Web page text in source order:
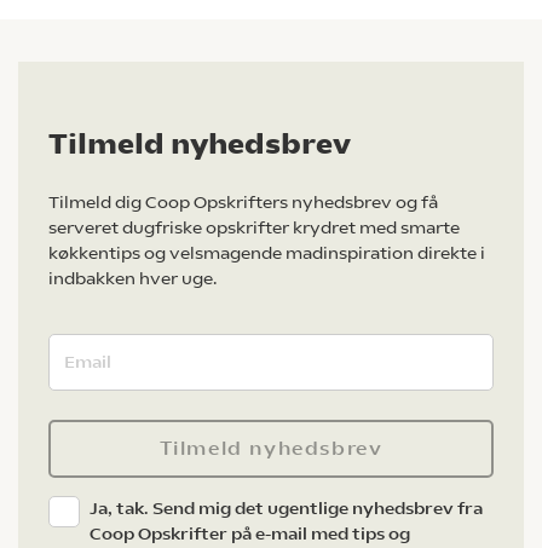
Tilmeld nyhedsbrev
Tilmeld dig Coop Opskrifters nyhedsbrev og få
serveret dugfriske opskrifter krydret med smarte
køkkentips og velsmagende madinspiration direkte i
indbakken hver uge.
Tilmeld nyhedsbrev
Ja, tak. Send mig det ugentlige nyhedsbrev fra
Coop Opskrifter på e-mail med tips og